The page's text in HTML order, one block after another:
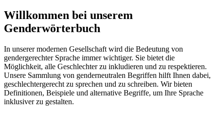
Willkommen bei unserem
Genderwörterbuch
In unserer modernen Gesellschaft wird die Bedeutung von
gendergerechter Sprache immer wichtiger. Sie bietet die
Möglichkeit, alle Geschlechter zu inkludieren und zu respektieren.
Unsere Sammlung von genderneutralen Begriffen hilft Ihnen dabei,
geschlechtergerecht zu sprechen und zu schreiben. Wir bieten
Definitionen, Beispiele und alternative Begriffe, um Ihre Sprache
inklusiver zu gestalten.